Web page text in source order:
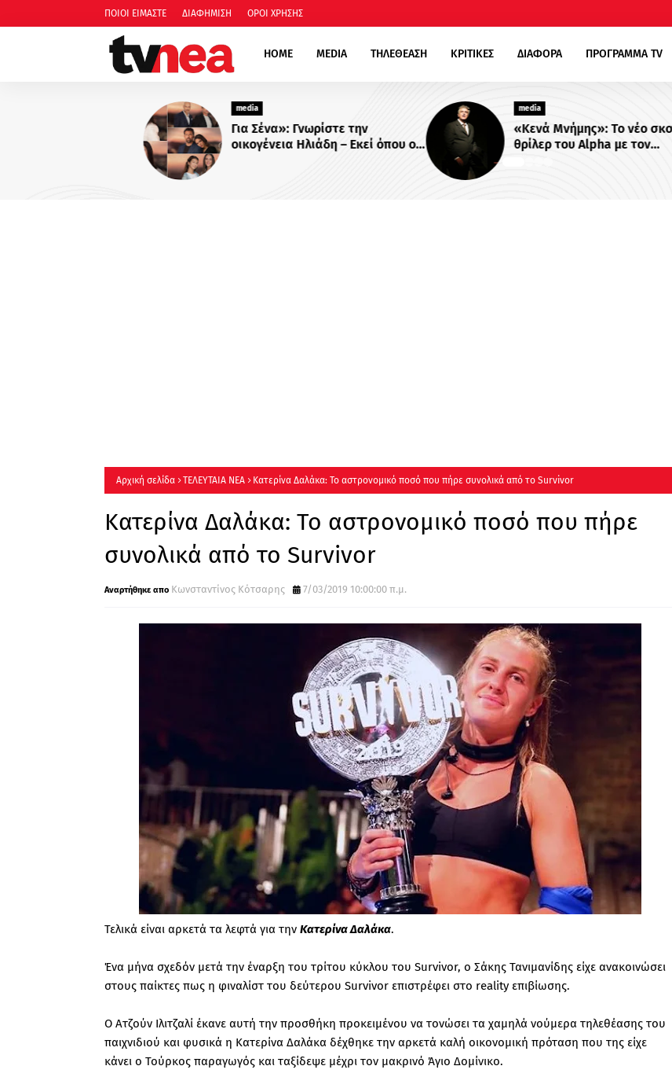
ΠΟΙΟΙ ΕΙΜΑΣΤΕ ΔΙΑΦΗΜΙΣΗ ΟΡΟΙ ΧΡΗΣΗΣ
HOME MEDIA ΤΗΛΕΘΕΑΣΗ ΚΡΙΤΙΚΕΣ ΔΙΑΦΟΡΑ ΠΡΟΓΡΑΜΜΑ TV
media
Για Σένα»: Γνωρίστε την
οικογένεια Ηλιάδη – Εκεί όπου οι
πιο δυνατοί δεσμοί δοκιμάζονται
περισσότερο !
media
«Κενά Μνήμης»: Το νέο σκοτεινό
θρίλερ του Alpha με τον
Βλαδίμηρο Κυριακίδη
Αρχική σελίδα ΤΕΛΕΥΤΑΙΑ ΝΕΑ Κατερίνα Δαλάκα: Το αστρονομικό ποσό που πήρε συνολικά από το Survivor
Κατερίνα Δαλάκα: Το αστρονομικό ποσό που πήρε
συνολικά από το Survivor
Κωνσταντίνος Κότσαρης 7/03/2019 10:00:00 π.μ.
Τελικά είναι αρκετά τα λεφτά για την Κατερίνα Δαλάκα.
Ένα μήνα σχεδόν μετά την έναρξη του τρίτου κύκλου του Survivor, ο Σάκης Τανιμανίδης είχε ανακοινώσει
στους παίκτες πως η φιναλίστ του δεύτερου Survivor επιστρέφει στο reality επιβίωσης.
Ο Ατζούν Ιλιτζαλί έκανε αυτή την προσθήκη προκειμένου να τονώσει τα χαμηλά νούμερα τηλεθέασης του
παιχνιδιού και φυσικά η Κατερίνα Δαλάκα δέχθηκε την αρκετά καλή οικονομική πρόταση που της είχε
κάνει ο Τούρκος παραγωγός και ταξίδεψε μέχρι τον μακρινό Άγιο Δομίνικο.